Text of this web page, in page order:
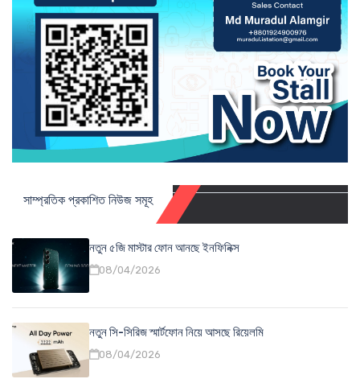
সাম্প্রতিক প্রকাশিত নিউজ সমূহ
নতুন ৫জি মাস্টার ফোন আনছে ইনফিনিক্স
08/04/2026
নতুন সি-সিরিজ স্মার্টফোন নিয়ে আসছে রিয়েলমি
08/04/2026